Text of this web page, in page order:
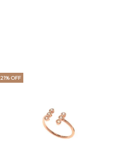
21% OFF